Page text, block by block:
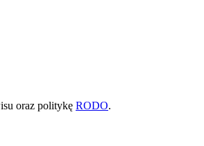
oraz politykę RODO.